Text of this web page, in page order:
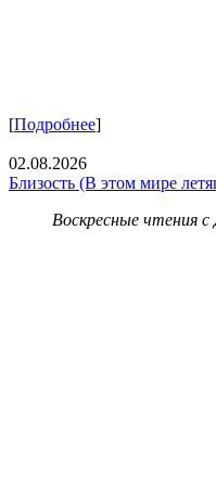
[Подробнее]
02.08.2026
Близость (В этом мире
Воскресные чтения